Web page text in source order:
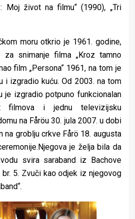
Moj život na filmu“ (1990), „Tri
moru otkrio je 1961. godine,
snimanje filma „Kroz tamno
film „Persona“ 1961, na tom je
i izgradio kuću. Od 2003. na tom
je izgradio potpuno funkcionalan
filmova i jednu televizijsku
na Fåröu 30. jula 2007. u dobi
na groblju crkve Fårö 18. augusta
je želja bila da
svira saraband iz Bachove
5. Zvuči kao odjek iz njegovog